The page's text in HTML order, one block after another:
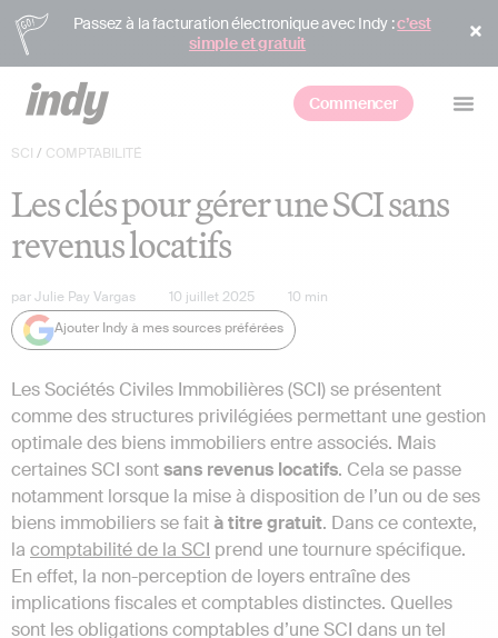
Passez à la facturation électronique avec Indy :c’est
simple et gratuit
Commencer
SCI / COMPTABILITÉ
Les clés pour gérer une SCI sans
revenus locatifs
parJulie Pay Vargas 10 juillet 2025 10 min
Ajouter Indy à mes sources préférées
Les Sociétés Civiles Immobilières (SCI) se présentent
comme des structures privilégiées permettant une gestion
optimale des biens immobiliers entre associés. Mais
certaines SCI sontsans revenus locatifs. Cela se passe
notamment lorsque la mise à disposition de l’un ou de ses
biens immobiliers se faità titre gratuit. Dans ce contexte,
la comptabilité de la SCI prend une tournure spécifique.
En effet, la non-perception de loyers entraîne des
implications fiscales et comptables distinctes. Quelles
sont les obligations comptables d’une SCI dans un tel